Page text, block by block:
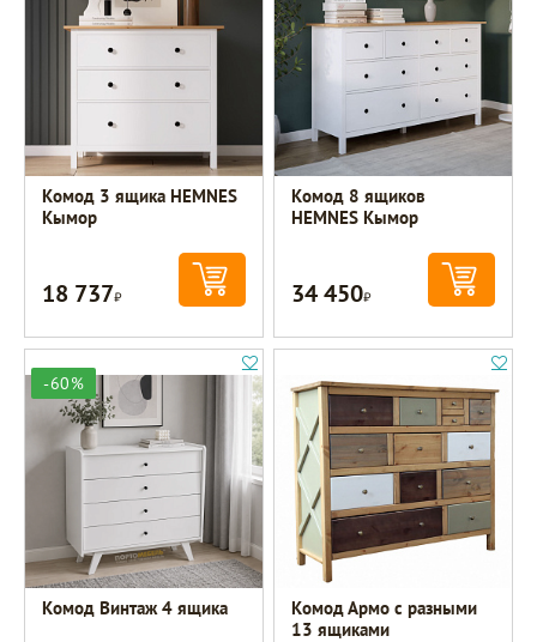
Комод 3 ящика HEMNES
Кымор
18 737Р
Комод 8 ящиков
HEMNES Кымор
34 450Р
-60%
Комод Винтаж 4 ящика
Комод Армо с разными
13 ящиками